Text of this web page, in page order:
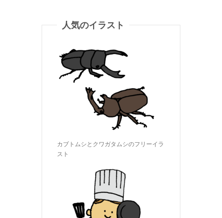
人気のイラスト
カブトムシとクワガタムシのフリーイラ
スト